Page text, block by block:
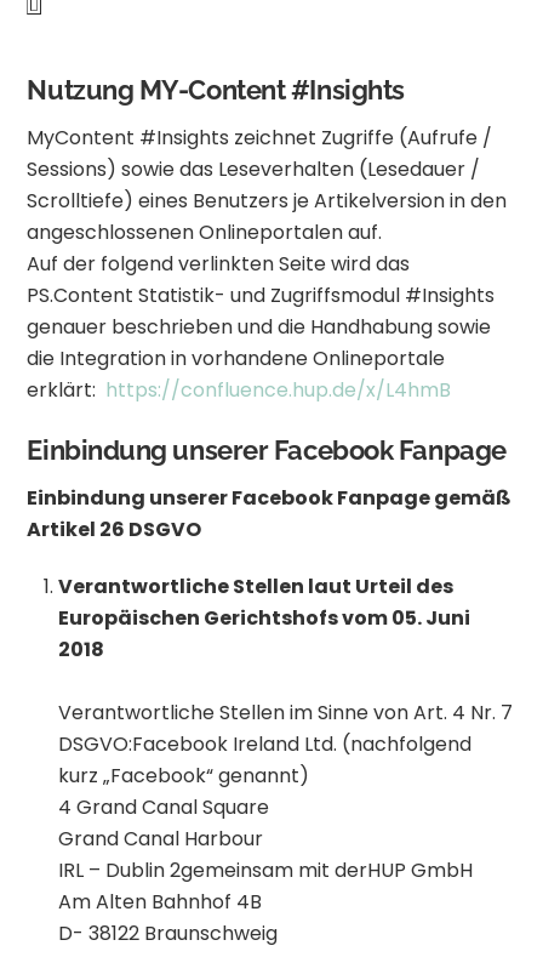
Nutzung MY-Content #Insights
MyContent #Insights zeichnet Zugriffe (Aufrufe /
Sessions) sowie das Leseverhalten (Lesedauer /
Scrolltiefe) eines Benutzers je Artikelversion in den
angeschlossenen Onlineportalen auf.
Auf der folgend verlinkten Seite wird das
PS.Content Statistik- und Zugriffsmodul #Insights
genauer beschrieben und die Handhabung sowie
die Integration in vorhandene Onlineportale
erklärt: https://confluence.hup.de/x/L4hmB
Einbindung unserer Facebook Fanpage
Einbindung unserer Facebook Fanpage gemäß
Artikel 26 DSGVO
Verantwortliche Stellen laut Urteil des
Europäischen Gerichtshofs vom 05. Juni
2018
Verantwortliche Stellen im Sinne von Art. 4 Nr. 7
DSGVO:Facebook Ireland Ltd. (nachfolgend
kurz „Facebook“ genannt)
4 Grand Canal Square
Grand Canal Harbour
IRL – Dublin 2gemeinsam mit derHUP GmbH
Am Alten Bahnhof 4B
D- 38122 Braunschweig